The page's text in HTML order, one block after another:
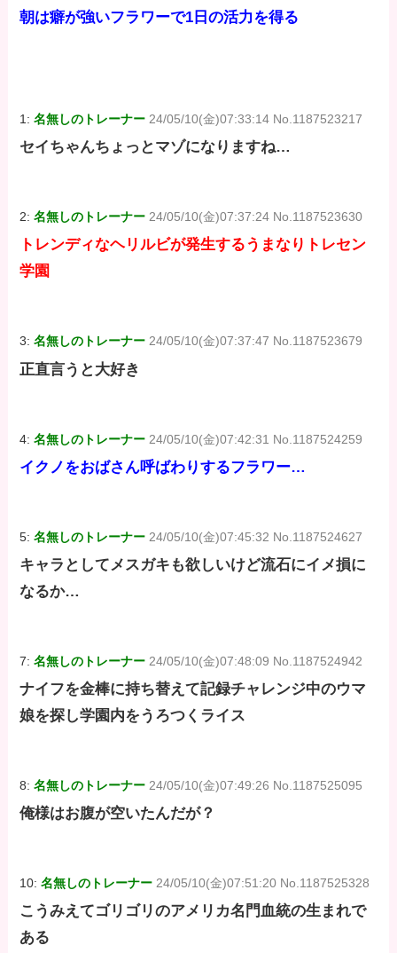
朝は癖が強いフラワーで1日の活力を得る
1:名無しのトレーナー 24/05/10(金)07:33:14 No.1187523217
セイちゃんちょっとマゾになりますね…
2:名無しのトレーナー 24/05/10(金)07:37:24 No.1187523630
トレンディなヘリルビが発生するうまなりトレセン
学園
3:名無しのトレーナー 24/05/10(金)07:37:47 No.1187523679
正直言うと大好き
4:名無しのトレーナー 24/05/10(金)07:42:31 No.1187524259
イクノをおばさん呼ばわりするフラワー…
5:名無しのトレーナー 24/05/10(金)07:45:32 No.1187524627
キャラとしてメスガキも欲しいけど流石にイメ損に
なるか…
7:名無しのトレーナー 24/05/10(金)07:48:09 No.1187524942
ナイフを金棒に持ち替えて記録チャレンジ中のウマ
娘を探し学園内をうろつくライス
8:名無しのトレーナー 24/05/10(金)07:49:26 No.1187525095
俺様はお腹が空いたんだが？
10:名無しのトレーナー 24/05/10(金)07:51:20 No.1187525328
こうみえてゴリゴリのアメリカ名門血統の生まれで
ある